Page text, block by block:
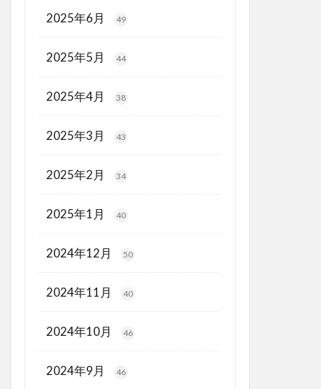
2025年6月 49
2025年5月 44
2025年4月 38
2025年3月 43
2025年2月 34
2025年1月 40
2024年12月 50
2024年11月 40
2024年10月 46
2024年9月 46